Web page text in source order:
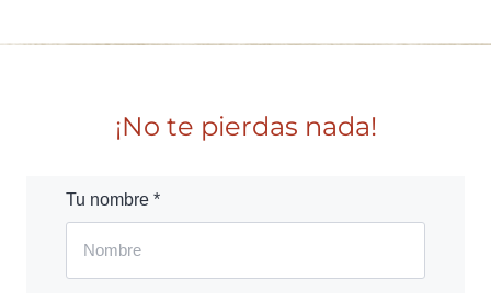
¡No te pierdas nada!
Tu nombre *